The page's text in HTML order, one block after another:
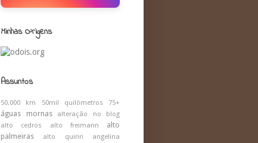
Minhas O²rigens
Assuntos
50.000 km 50mil quilômetros 75+
águas mornas
alteração no blog
alto cedros
alto freimann
alto
palmeiras
alto quiriri
angelina